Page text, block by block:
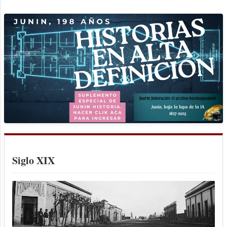
fortalecerla y mantenerla". Una gran
cantidad de juninenses se acercaron a la
calle Roque Sáenz Peña, en familia, con
amigos y representando a más de 70
instituciones civiles y deportivas,
delegaciones, asociaciones,
colectividades, para participar del desfile
cívico y celebrar los 40 años
ininterrumpidos de democracia en
nuestro país. “La pluralidad de voces, la
división de poderes, la diversidad, esto en
Siglo XIX